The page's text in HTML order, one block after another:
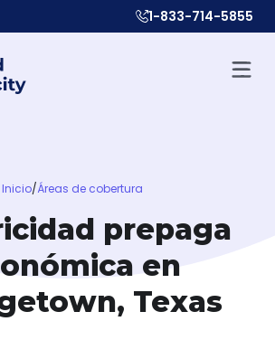
1-833-714-5855
Inicio/Áreas de cobertura
prepaga
en
Texas